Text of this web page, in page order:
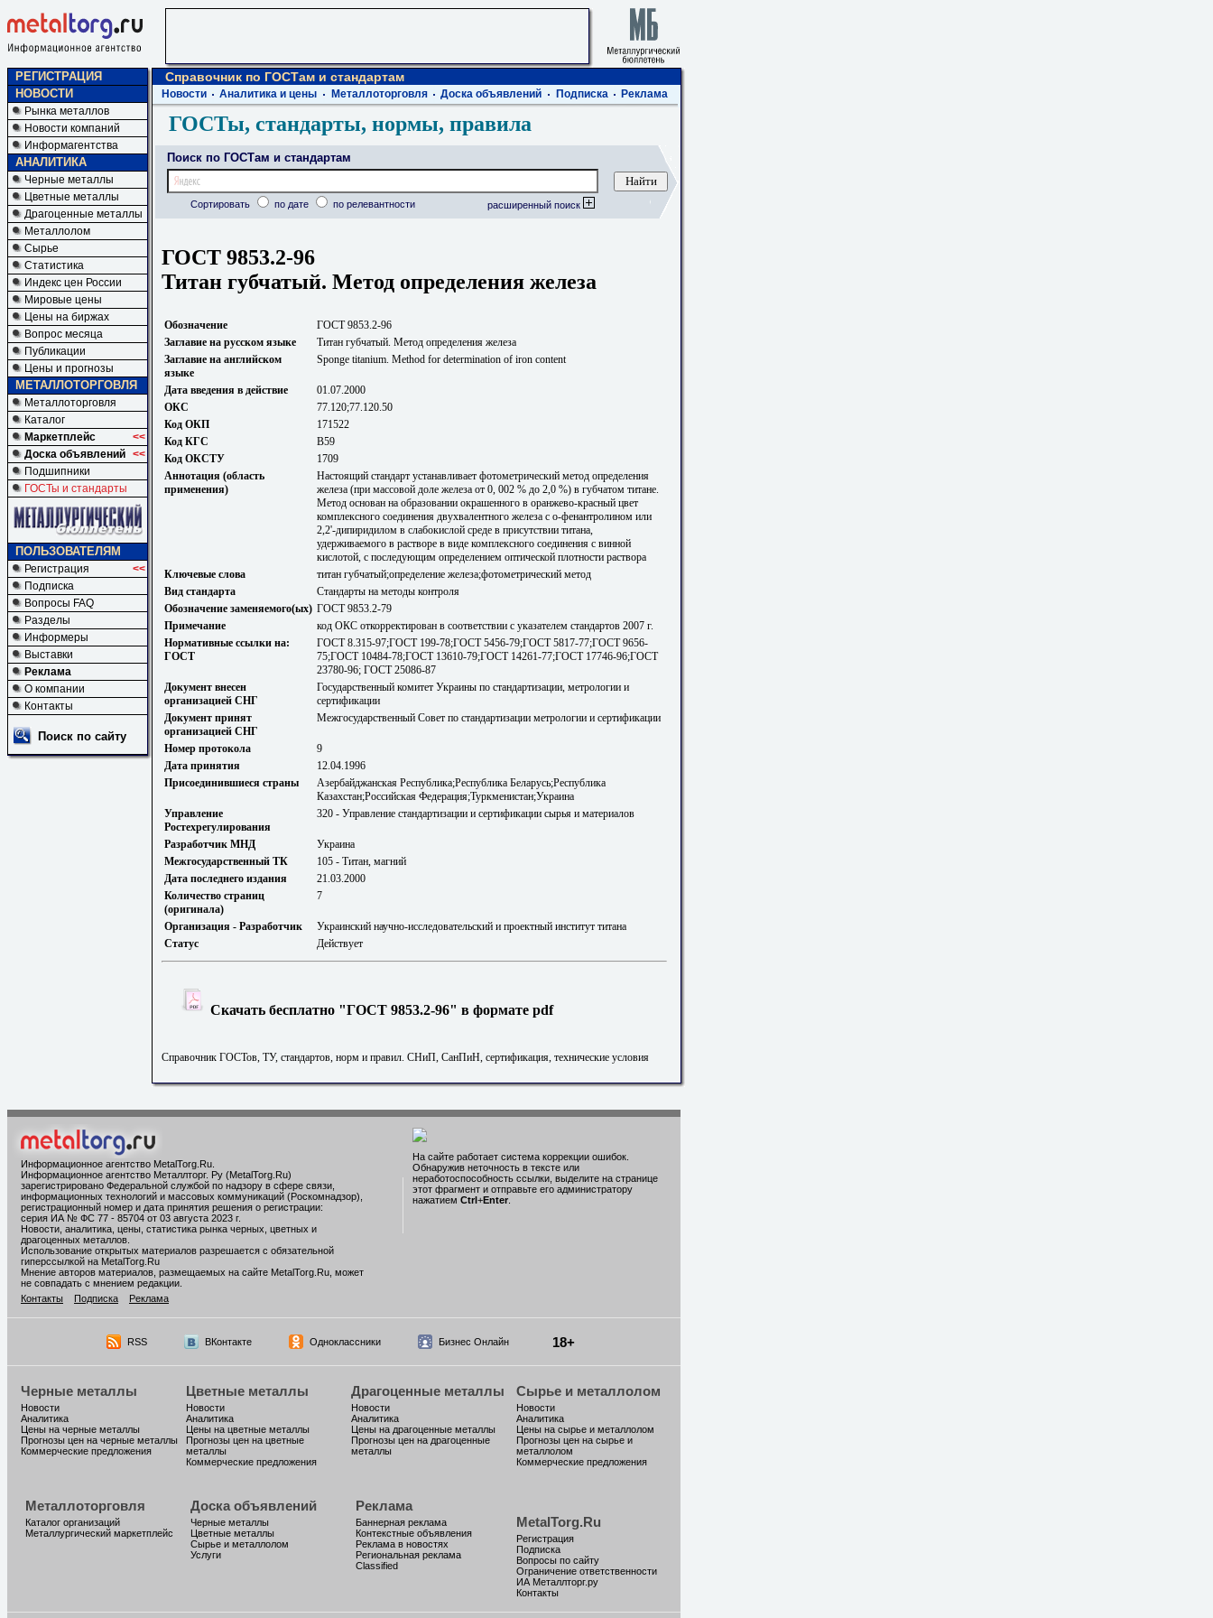
РЕГИСТРАЦИЯ
НОВОСТИ
Рынка металлов
Новости компаний
Информагентства
АНАЛИТИКА
Черные металлы
Цветные металлы
Драгоценные металлы
Металлолом
Сырье
Статистика
Индекс цен России
Мировые цены
Цены на биржах
Вопрос месяца
Публикации
Цены и прогнозы
МЕТАЛЛОТОРГОВЛЯ
Металлоторговля
Каталог
Маркетплейс
<<
Доска объявлений <<
Подшипники
ГОСТы и стандарты
ПОЛЬЗОВАТЕЛЯМ
Регистрация
<<
Подписка
Вопросы FAQ
Разделы
Информеры
Выставки
Реклама
О компании
Контакты
Поиск по сайту
Справочник по ГОСТам и стандартам
Новости Аналитика и цены Металлоторговля Доска объявлений Подписка Реклама
ГОСТы, стандарты, нормы, правила
Поиск по ГОСТам и стандартам
Сортировать по дате по релевантности расширенный поиск
ГОСТ 9853.2-96
Титан губчатый. Метод определения железа
Обозначение
ГОСТ 9853.2-96
Заглавие на русском языке
Титан губчатый. Метод определения железа
Заглавие на английском
языке
Sponge titanium. Method for determination of iron content
Дата введения в действие
01.07.2000
ОКС
77.120;77.120.50
Код ОКП
171522
Код КГС
В59
Код ОКСТУ
1709
Аннотация (область
применения)
Настоящий стандарт устанавливает фотометрический метод определения
железа (при массовой доле железа от 0, 002 % до 2,0 %) в губчатом титане.
Метод основан на образовании окрашенного в оранжево-красный цвет
комплексного соединения двухвалентного железа с о-фенантролином или
2,2'-дипиридилом в слабокислой среде в присутствии титана,
удерживаемого в растворе в виде комплексного соединения с винной
кислотой, с последующим определением оптической плотности раствора
Ключевые слова
титан губчатый;определение железа;фотометрический метод
Вид стандарта
Стандарты на методы контроля
Обозначение заменяемого(ых) ГОСТ 9853.2-79
Примечание
код ОКС откорректирован в соответствии с указателем стандартов 2007 г.
Нормативные ссылки на:
ГОСТ
ГОСТ 8.315-97;ГОСТ 199-78;ГОСТ 5456-79;ГОСТ 5817-77;ГОСТ 9656-
75;ГОСТ 10484-78;ГОСТ 13610-79;ГОСТ 14261-77;ГОСТ 17746-96;ГОСТ
23780-96; ГОСТ 25086-87
Документ внесен
организацией СНГ
Государственный комитет Украины по стандартизации, метрологии и
сертификации
Документ принят
организацией СНГ
Межгосударственный Совет по стандартизации метрологии и сертификации
Номер протокола
9
Дата принятия
12.04.1996
Присоединившиеся страны
Азербайджанская Республика;Республика Беларусь;Республика
Казахстан;Российская Федерация;Туркменистан;Украина
Управление
Ростехрегулирования
320 - Управление стандартизации и сертификации сырья и материалов
Разработчик МНД
Украина
Межгосударственный ТК
105 - Титан, магний
Дата последнего издания
21.03.2000
Количество страниц
(оригинала)
7
Организация - Разработчик
Украинский научно-исследовательский и проектный институт титана
Статус
Действует
Скачать бесплатно "ГОСТ 9853.2-96" в формате pdf
Справочник ГОСТов, ТУ, стандартов, норм и правил. СНиП, СанПиН, сертификация, технические условия
Информационное агентство MetalTorg.Ru
Информационное агентство Металлторг. Ру (MetalTorg.Ru)
зарегистрировано Федеральной службой по надзору в сфере связи,
информационных технологий и массовых коммуникаций (Роскомнадзор),
регистрационный номер и дата принятия решения о регистрации:
серия ИА № ФС 77 - 85704 от 03 августа 2023 г.
Новости, аналитика, цены, статистика рынка черных, цветных и
драгоценных металлов.
Использование открытых материалов разрешается с обязательной
гиперссылкой на MetalTorg.Ru
Мнение авторов материалов, размещаемых на сайте MetalTorg.Ru, может
не совпадать с мнением редакции.
Контакты
Подписка Реклама
На сайте работает система коррекции ошибок.
Обнаружив неточность в тексте или
неработоспособность ссылки, выделите на странице
этот фрагмент и отправьте его администратору
нажатием Ctrl+Enter
RSS ВКонтакте Одноклассники Бизнес Онлайн 18+
Черные металлы
Новости
Аналитика
Цены на черные металлы
Прогнозы цен на черные металлы
Коммерческие предложения
Цветные металлы
Новости
Аналитика
Цены на цветные металлы
Прогнозы цен на цветные
металлы
Коммерческие предложения
Драгоценные металлы
Новости
Аналитика
Цены на драгоценные металлы
Прогнозы цен на драгоценные
металлы
Сырье и металлолом
Новости
Аналитика
Цены на сырье и металлолом
Прогнозы цен на сырье и
металлолом
Коммерческие предложения
Металлоторговля
Каталог организаций
Металлургический маркетплейс
Доска объявлений
Черные металлы
Цветные металлы
Сырье и металлолом
Услуги
Реклама
Баннерная реклама
Контекстные объявления
Реклама в новостях
Региональная реклама
Classified
MetalTorg.Ru
Регистрация
Подписка
Вопросы по сайту
Ограничение ответственности
ИА Металлторг.ру
Контакты